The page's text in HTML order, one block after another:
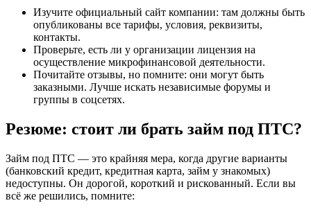
Изучите официальный сайт компании: там должны быть
опубликованы все тарифы, условия, реквизиты,
контакты.
Проверьте, есть ли у организации лицензия на
осуществление микрофинансовой деятельности.
Почитайте отзывы, но помните: они могут быть
заказными. Лучше искать независимые форумы и
группы в соцсетях.
Резюме: стоит ли брать займ под ПТС?
Займ под ПТС — это крайняя мера, когда другие варианты
(банковский кредит, кредитная карта, займ у знакомых)
недоступны. Он дорогой, короткий и рискованный. Если вы
всё же решились, помните: